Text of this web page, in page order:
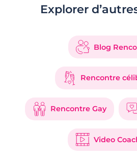
Explorer
Blog
Rencontre
Rencontre Gay
Video